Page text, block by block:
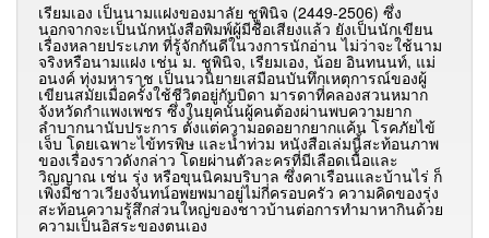
เรียมเอง เป็นนามแฝงของมาลัย ชูพินิจ (2449-2506) ซึ่ง
นอกจากจะเป็นนักหนังสือพิมพ์ผู้มีชื่อเสียงแล้ว ยังเป็นนักเขียน
เรื่องหลายประเภท ที่รู้จักกันดีในวงการนักอ่าน ไม่ว่าจะใช้นาม
จริงหรือนามแฝง เช่น ม. ชูพินิจ, เรียมเอง, น้อย อินทนนท์, แม่
อนงค์ ทุ่งมหาราช เป็นนวนิยายเสมือนบันทึกเหตุการณ์ของผู้
เขียนสมัยเมื่อครั้งใช้ชีวิตอยู่กับบิดา มารดาที่คลองสวนหมาก
จังหวัดกำแพงเพชร ซึ่งในยุคนั้นผู้คนต้องผ่านพบความยาก
ลำบากนานับประการ ตั้งแต่ความอดอยากยากแค้น โรคภัยไข้
เจ็บ โดยเฉพาะไข้ทรพิษ และน้ำท่วม หนังสือเล่มนี้สะท้อนภาพ
ของเรื่องราวดังกล่าว โดยผ่านตัวละครที่มีเลือดเนื้อและ
วิญญาณ เช่น รุ่ง หรือขุนนิคมบริบาล ซึ่งคาเรือนและบ้านไร่ ก็
เพิ่งมีชาวเวียงจันทน์อพยพมาอยู่ไม่กี่ครอบครัว ความคิดของรุ่ง
สะท้อนความรู้สึกส่วนใหญ่ของชาวบ้านต่อการทำมาหากินด้วย
ความเป็นอิสระของตนเอง